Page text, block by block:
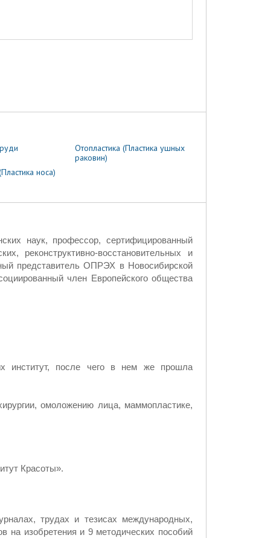
носа)
Отопластика (Пластика ушных
раковин)
наук, профессор, сертифицированный
реконструктивно-восстановительных и
представитель ОПРЭХ в Новосибирской
член Европейского общества
институт, после чего в нем же прошла
омоложению лица, маммопластике,
Красоты».
трудах и тезисах международных,
на изобретения и 9 методических пособий